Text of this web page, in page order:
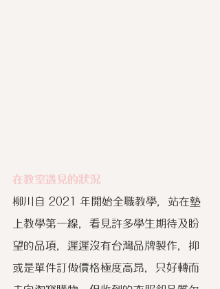
在教室遇見的狀況
柳川自 2021 年開始全職教學，站在墊
上教學第一線，看見許多學生期待及盼
望的品項，遲遲沒有台灣品牌製作，抑
或是單件訂做價格極度高昂，只好轉而